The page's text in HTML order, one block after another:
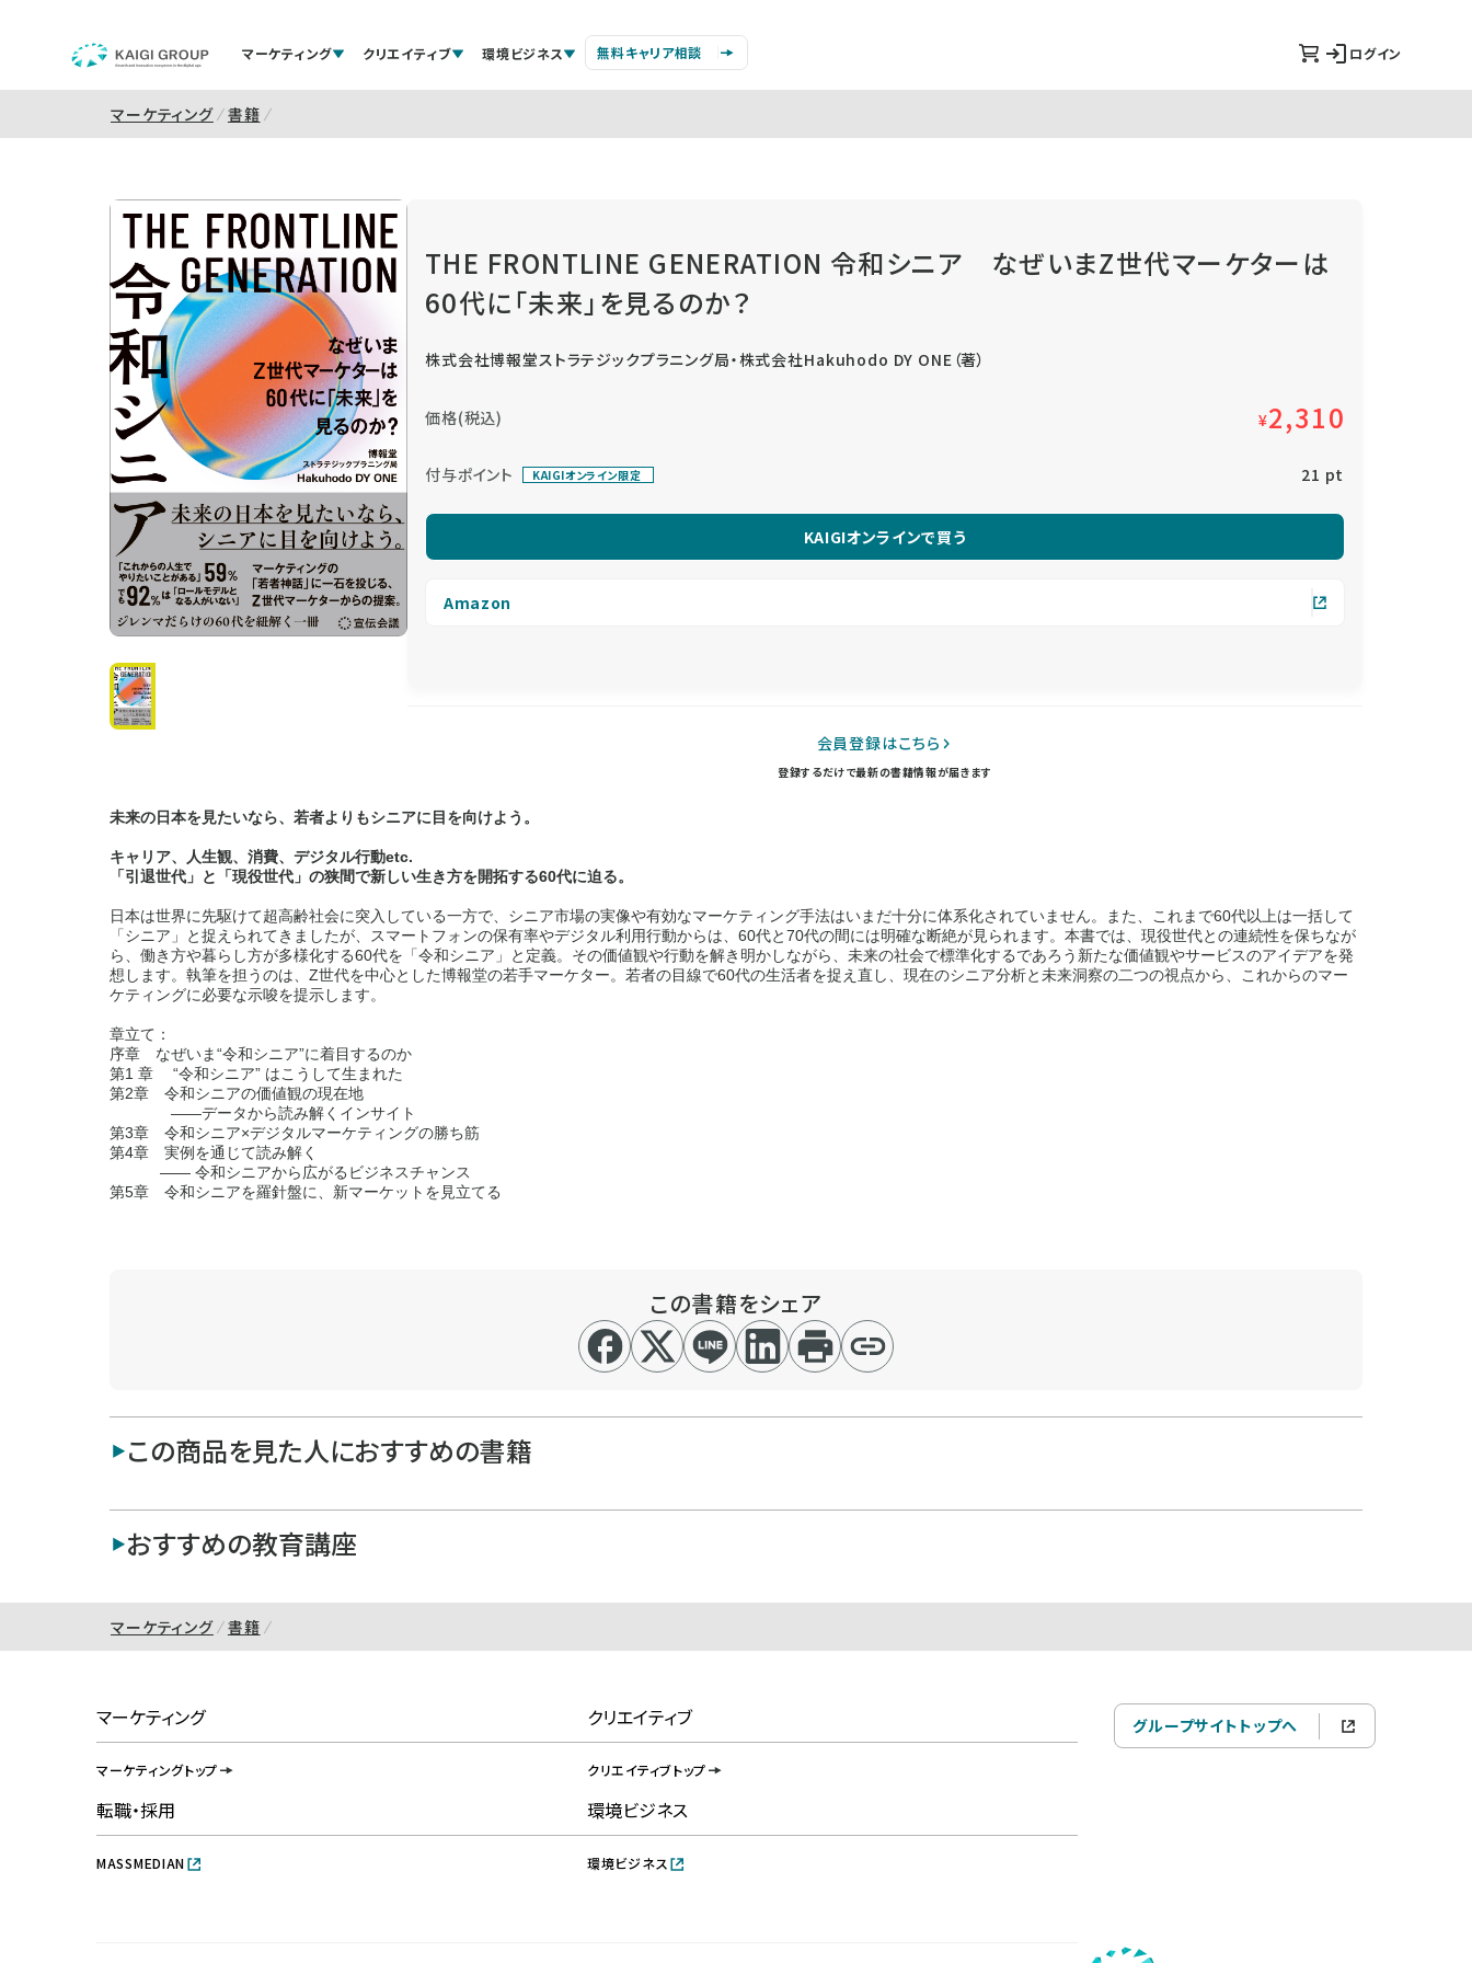
マーケティング クリエイティブ 環境ビジネス 無料キャリア相談 ログイン
マーケティング 書籍
THE FRONTLINE GENERATION 令和シニア なぜいまZ世代マーケターは
60代に「未来」を見るのか？
株式会社博報堂ストラテジックプラニング局・株式会社Hakuhodo DY ONE（著）
価格(税込) ¥2,310
付与ポイント KAIGIオンライン限定 21 pt
KAIGIオンラインで買う
Amazon
会員登録はこちら
登録するだけで最新の書籍情報が届きます
未来の日本を見たいなら、若者よりもシニアに目を向けよう。
キャリア、人生観、消費、デジタル行動etc.
「引退世代」と「現役世代」の狭間で新しい生き方を開拓する60代に迫る。
日本は世界に先駆けて超高齢社会に突入している一方で、シニア市場の実像や有効なマーケティング手法はいまだ十分に体系化されていません。また、これまで60代以上は一括して
「シニア」と捉えられてきましたが、スマートフォンの保有率やデジタル利用行動からは、60代と70代の間には明確な断絶が見られます。本書では、現役世代との連続性を保ちなが
ら、働き方や暮らし方が多様化する60代を「令和シニア」と定義。その価値観や行動を解き明かしながら、未来の社会で標準化するであろう新たな価値観やサービスのアイデアを発
想します。執筆を担うのは、Z世代を中心とした博報堂の若手マーケター。若者の目線で60代の生活者を捉え直し、現在のシニア分析と未来洞察の二つの視点から、これからのマー
ケティングに必要な示唆を提示します。
章立て：
序章 なぜいま“令和シニア”に着目するのか
第1 章 “令和シニア” はこうして生まれた
第2章 令和シニアの価値観の現在地
――データから読み解くインサイト
第3章 令和シニア×デジタルマーケティングの勝ち筋
第4章 実例を通じて読み解く
―― 令和シニアから広がるビジネスチャンス
第5章 令和シニアを羅針盤に、新マーケットを見立てる
この書籍をシェア
この商品を見た人におすすめの書籍
おすすめの教育講座
マーケティング 書籍
マーケティング
マーケティングトップ
クリエイティブ
クリエイティブトップ
転職・採用
MASSMEDIAN
環境ビジネス
環境ビジネス
グループサイトトップへ